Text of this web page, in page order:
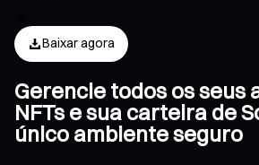
Baixar agora
Gerencie todos os seus
NFTs e sua carteira de
único ambiente seguro